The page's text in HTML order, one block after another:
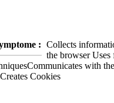
: Collects
the browserUses
Communicates with
Creates Cookies